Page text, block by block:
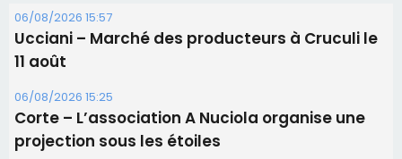
06/08/2026 15:04
Alata - Soirée Tango Argentin au stade de San
Benedetto
05/08/2026 09:53
Biguglia : messe de la Sainte-Marie et
procession le 14 août